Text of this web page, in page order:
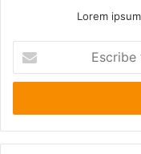
Lorem
correo